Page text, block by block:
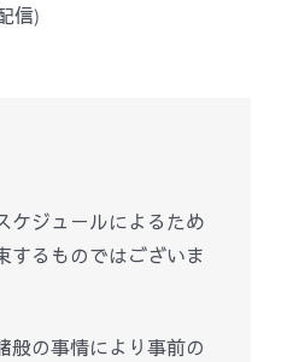
信)
ケジュールによるため
するものではございま
の事情により事前の